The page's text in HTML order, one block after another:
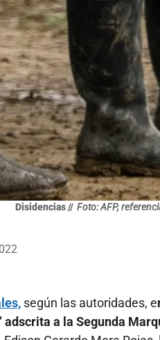
Disidencias // Foto: AFP,
según las autoridades, e
adscrita a la Segunda